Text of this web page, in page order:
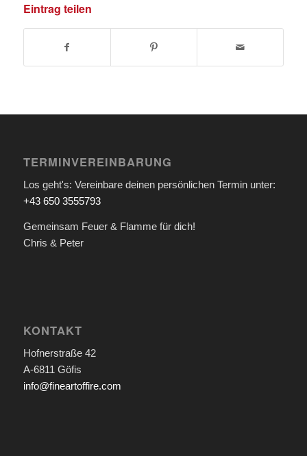
Eintrag teilen
TERMINVEREINBARUNG
Los geht's: Vereinbare deinen persönlichen Termin unter:
+43 650 3555793
Gemeinsam Feuer & Flamme für dich!
Chris & Peter
KONTAKT
Hofnerstraße 42
A-6811 Göfis
info@fineartoffire.com